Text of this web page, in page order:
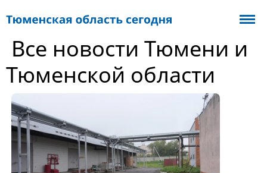
Все новости Тюмени и
Тюменской области